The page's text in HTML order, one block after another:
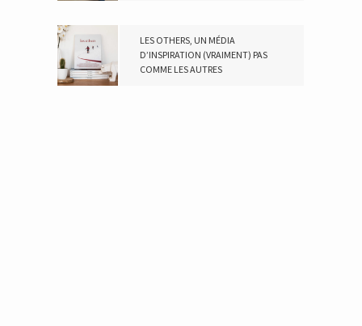
LES OTHERS, UN MÉDIA
D’INSPIRATION (VRAIMENT) PAS
COMME LES AUTRES